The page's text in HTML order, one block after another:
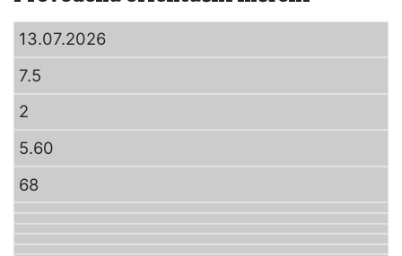
13.07.2026
7.5
2
5.60
68